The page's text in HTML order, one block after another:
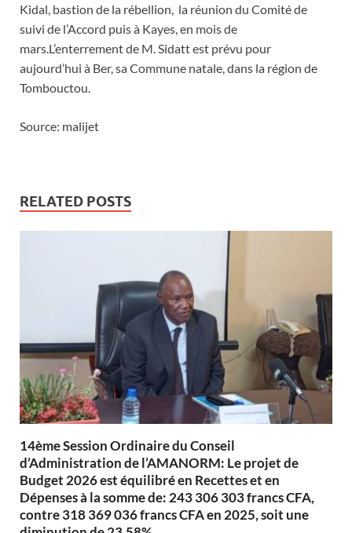
Kidal, bastion de la rébellion, la réunion du Comité de
suivi de l’Accord puis à Kayes, en mois de
mars.L’enterrement de M. Sidatt est prévu pour
aujourd’hui à Ber, sa Commune natale, dans la région de
Tombouctou.
Source: malijet
RELATED POSTS
14ème Session Ordinaire du Conseil
d’Administration de l’AMANORM: Le projet de
Budget 2026 est équilibré en Recettes et en
Dépenses à la somme de: 243 306 303 francs CFA,
contre 318 369 036 francs CFA en 2025, soit une